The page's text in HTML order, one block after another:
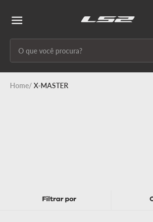
O que você procura?
X-MASTER
Filtrar
ff358